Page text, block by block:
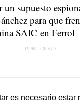
un supuesto
para que
SAIC en Ferrol
es necesario estar